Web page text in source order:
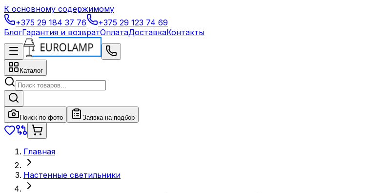
К основному содержимому
+375 29 184 37 76
+375 29 123 74 69
БлогГарантия и возвратОплатаДоставкаКонтакты
Каталог
Поиск по фото Заявка на подбор
Главная
Настенные светильники